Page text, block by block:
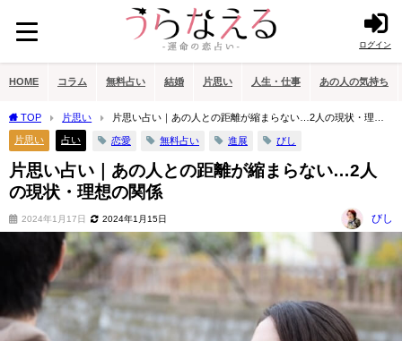
ログイン
HOME コラム 無料占い 結婚 片思い 人生・仕事 あの人の気持ち
TOP 片思い
片思い占い｜あの人との距離が縮まらない…2人の現状・理想
の関係
片思い 占い 恋愛 無料占い 進展 びし
片思い占い｜あの人との距離が縮まらない…2人
の現状・理想の関係
2024年1月17日 2024年1月15日 びし